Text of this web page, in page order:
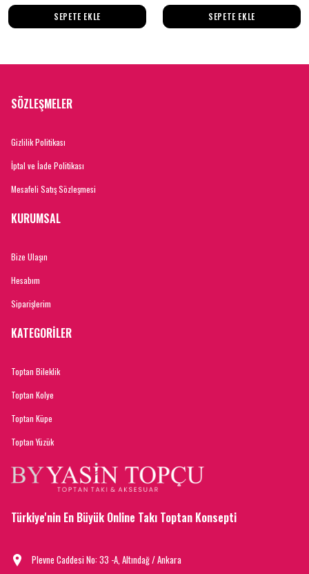
SEPETE EKLE SEPETE EKLE
SÖZLEŞMELER
Gizlilik Politikası
İptal ve İade Politikası
Mesafeli Satış Sözleşmesi
KURUMSAL
Bize Ulaşın
Hesabım
Siparişlerim
KATEGORİLER
Toptan Bileklik
Toptan Kolye
Toptan Küpe
Toptan Yüzük
Türkiye'nin En Büyük Online Takı Toptan Konsepti
Plevne Caddesi No: 33 -A, Altındağ / Ankara